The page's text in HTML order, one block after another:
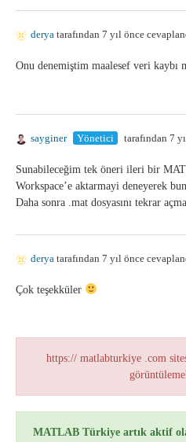
derya tarafından 7 yıl önce
Onu denemiştim maalesef veri kaybı
sayginer Yönetici tarafından 7
Sunabileceğim tek öneri ileri bir
Workspace’e aktarmayi deneyerek
Daha sonra .mat dosyasını tekrar
derya tarafından 7 yıl önce
Çok teşekküler
https:// matlabturkiye .com
MATLAB Türkiye artık aktif